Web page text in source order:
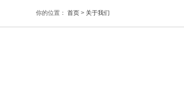
你的位置： 首页 > 关于我们